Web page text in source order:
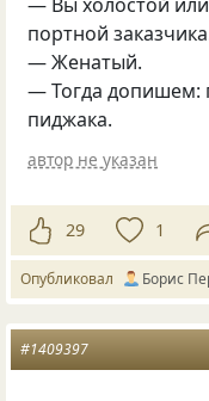
портной
— Женатый.
— Тогда допишем:
пиджака.
автор не указан
29 1
Опубликовал Борис
#1409397